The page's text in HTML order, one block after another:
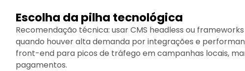
Escolha da pilha tecnológica
Recomendação técnica: usar CMS headless ou
quando houver alta demanda por integrações e
front-end para picos de tráfego em campanhas locais,
pagamentos.